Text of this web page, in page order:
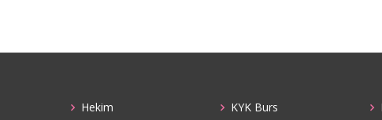
Hekim KYK Burs